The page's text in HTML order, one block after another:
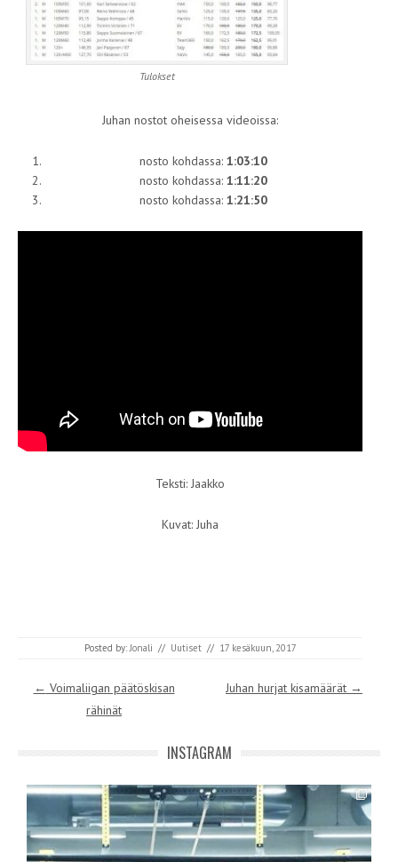
Tulokset
Juhan nostot oheisessa videoissa:
nosto kohdassa: 1:03:10
nosto kohdassa: 1:11:20
nosto kohdassa: 1:21:50
Teksti: Jaakko
Kuvat: Juha
Posted by: Jonali // Uutiset // 17 kesäkuun, 2017
Post navigation
← Voimaliigan päätöskisan
rähinät
Juhan hurjat kisamäärät →
INSTAGRAM